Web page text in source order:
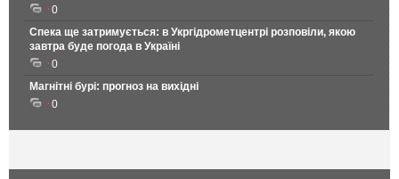
0
Спека ще затримується: в Укргідрометцентрі розповіли, якою
завтра буде погода в Україні
0
Магнітні бурі: прогноз на вихідні
0